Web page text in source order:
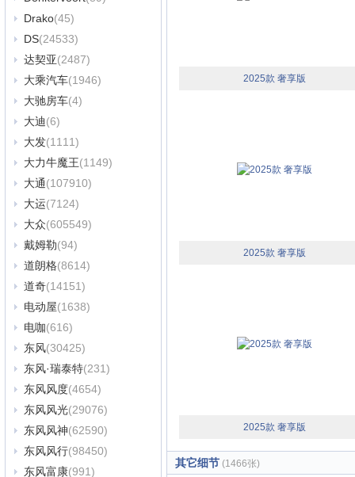
Drako(45)
DS(24533)
达契亚(2487)
大乘汽车(1946)
大驰房车(4)
大迪(6)
大发(1111)
大力牛魔王(1149)
大通(107910)
大运(7124)
大众(605549)
戴姆勒(94)
道朗格(8614)
道奇(14151)
电动屋(1638)
电咖(616)
东风(30425)
东风·瑞泰特(231)
东风风度(4654)
东风风光(29076)
东风风神(62590)
东风风行(98450)
东风富康(991)
2025款 奢享版
2025款 奢享版
2025款 奢享版
其它细节 (1466张)